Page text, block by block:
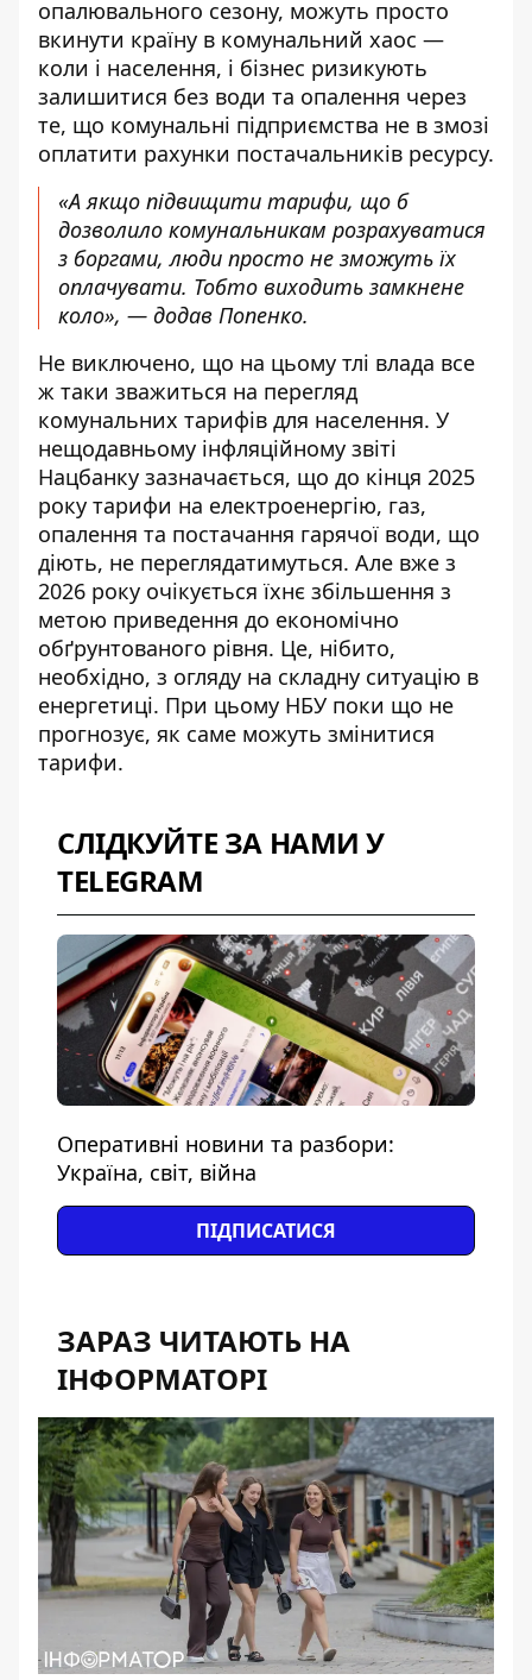
опалювального сезону, можуть просто
вкинути країну в комунальний хаос —
коли і населення, і бізнес ризикують
залишитися без води та опалення через
те, що комунальні підприємства не в змозі
оплатити рахунки постачальників ресурсу.
«А якщо підвищити тарифи, що б
дозволило комунальникам розрахуватися
з боргами, люди просто не зможуть їх
оплачувати. Тобто виходить замкнене
коло», — додав Попенко.
Не виключено, що на цьому тлі влада все
ж таки зважиться на перегляд
комунальних тарифів для населення. У
нещодавньому інфляційному звіті
Нацбанку зазначається, що до кінця 2025
року тарифи на електроенергію, газ,
опалення та постачання гарячої води, що
діють, не переглядатимуться. Але вже з
2026 року очікується їхнє збільшення з
метою приведення до економічно
обґрунтованого рівня. Це, нібито,
необхідно, з огляду на складну ситуацію в
енергетиці. При цьому НБУ поки що не
прогнозує, як саме можуть змінитися
тарифи.
СЛІДКУЙТЕ ЗА НАМИ У
TELEGRAM
Оперативні новини та разбори:
Україна, світ, війна
ПІДПИСАТИСЯ
ЗАРАЗ ЧИТАЮТЬ НА
ІНФОРМАТОРІ